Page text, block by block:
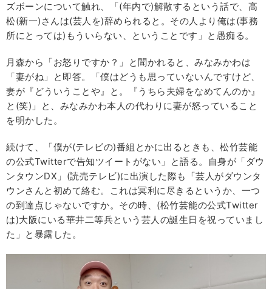
ズボーンについて触れ、「(年内で)解散するという話で、高
松(新一)さんは(芸人を)辞められると。その人より俺は(事務
所にとっては)もういらない、ということです」と愚痴る。
月森から「お怒りですか？」と聞かれると、みなみかわは
「妻がね」と即答。「僕はどうも思っていないんですけど、
妻が『どういうことや』と。『うちら夫婦をなめてんのか』
と(笑)」と、みなみかわ本人の代わりに妻が怒っていること
を明かした。
続けて、「僕が(テレビの)番組とかに出るときも、松竹芸能
の公式Twitterで告知ツイートがない」と語る。自身が「ダウ
ンタウンDX」(読売テレビ)に出演した際も「芸人がダウンタ
ウンさんと初めて絡む。これは冥利に尽きるというか、一つ
の到達点じゃないですか。その時、(松竹芸能の公式Twitter
は)大阪にいる華井二等兵という芸人の誕生日を祝っていまし
た」と暴露した。